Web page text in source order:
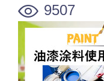
9507